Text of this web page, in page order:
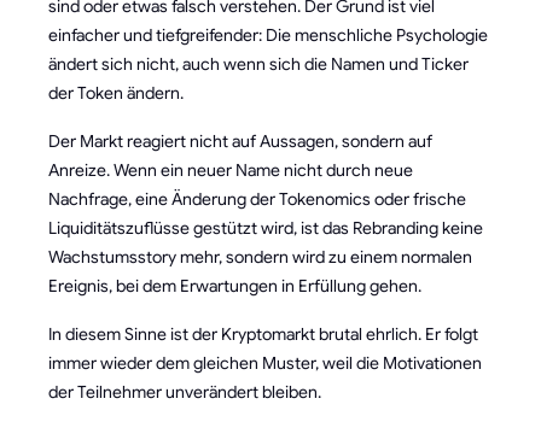
sind oder etwas falsch verstehen. Der Grund ist viel
einfacher und tiefgreifender: Die menschliche Psychologie
ändert sich nicht, auch wenn sich die Namen und Ticker
der Token ändern.
Der Markt reagiert nicht auf Aussagen, sondern auf
Anreize. Wenn ein neuer Name nicht durch neue
Nachfrage, eine Änderung der Tokenomics oder frische
Liquiditätszuflüsse gestützt wird, ist das Rebranding keine
Wachstumsstory mehr, sondern wird zu einem normalen
Ereignis, bei dem Erwartungen in Erfüllung gehen.
In diesem Sinne ist der Kryptomarkt brutal ehrlich. Er folgt
immer wieder dem gleichen Muster, weil die Motivationen
der Teilnehmer unverändert bleiben.